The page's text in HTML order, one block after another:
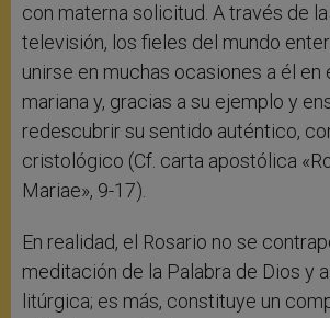
con materna solicitud. A través de
televisión, los fieles del mundo
unirse en muchas ocasiones a él en
mariana y, gracias a su ejemplo y
redescubrir su sentido auténtico,
cristológico (Cf. carta apostólica
Mariae», 9-17).
En realidad, el Rosario no se
meditación de la Palabra de Dios y
litúrgica; es más, constituye un